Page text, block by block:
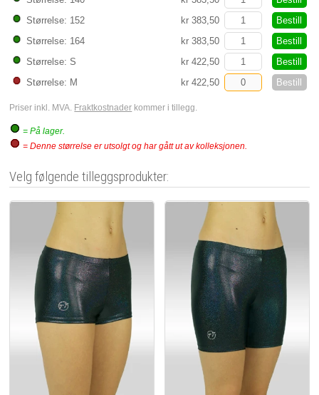
Størrelse: 152
kr 383,50
Bestill
Størrelse: 164
kr 383,50
Bestill
Størrelse: S
kr 422,50
Bestill
Størrelse: M
kr 422,50 Bestill
Priser inkl. MVA. Fraktkostnader kommer i tillegg.
= På lager.
= Denne størrelse er utsolgt og har gått ut av kolleksjonen.
Velg følgende tilleggsprodukter: